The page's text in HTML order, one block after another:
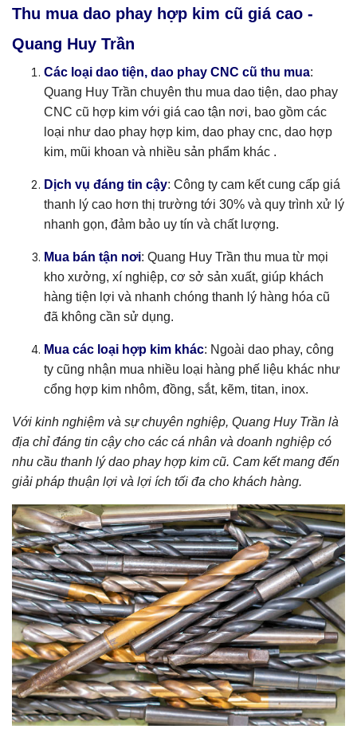
Thu mua dao phay hợp kim cũ giá cao -
Quang Huy Trần
Các loại dao tiện, dao phay CNC cũ thu mua:
Quang Huy Trần chuyên thu mua dao tiện, dao phay
CNC cũ hợp kim với giá cao tận nơi, bao gồm các
loại như dao phay hợp kim, dao phay cnc, dao hợp
kim, mũi khoan và nhiều sản phẩm khác .
Dịch vụ đáng tin cậy: Công ty cam kết cung cấp giá
thanh lý cao hơn thị trường tới 30% và quy trình xử lý
nhanh gọn, đảm bảo uy tín và chất lượng.
Mua bán tận nơi: Quang Huy Trần thu mua từ mọi
kho xưởng, xí nghiệp, cơ sở sản xuất, giúp khách
hàng tiện lợi và nhanh chóng thanh lý hàng hóa cũ
đã không cần sử dụng.
Mua các loại hợp kim khác: Ngoài dao phay, công
ty cũng nhận mua nhiều loại hàng phế liệu khác như
cổng hợp kim nhôm, đồng, sắt, kẽm, titan, inox.
Với kinh nghiệm và sự chuyên nghiệp, Quang Huy Trần là
địa chỉ đáng tin cậy cho các cá nhân và doanh nghiệp có
nhu cầu thanh lý dao phay hợp kim cũ. Cam kết mang đến
giải pháp thuận lợi và lợi ích tối đa cho khách hàng.